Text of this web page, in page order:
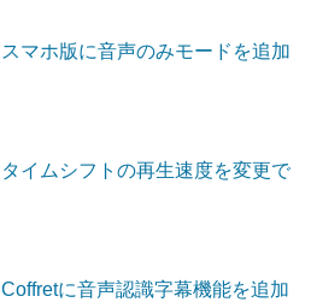
スマホ版に音声のみモードを追加
タイムシフトの再生速度を変更で
Coffretに音声認識字幕機能を追加